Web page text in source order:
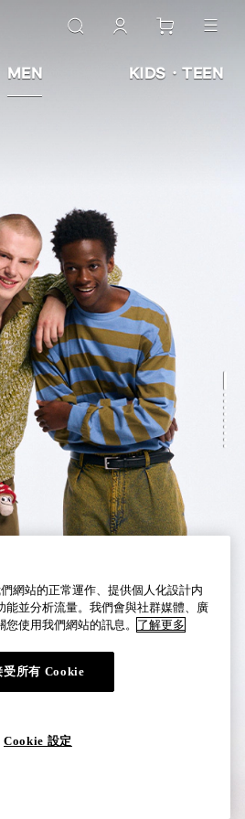
MEN KIDS・TEEN
風格，自在穿梭城市與戶外
商品網路搶先販售
網站的正常運作、提供個人化設計内
能並分析流量。我們會與社群媒體、廣
使用我們網站的訊息。 了解更多
受所有 Cookie
Cookie 設定